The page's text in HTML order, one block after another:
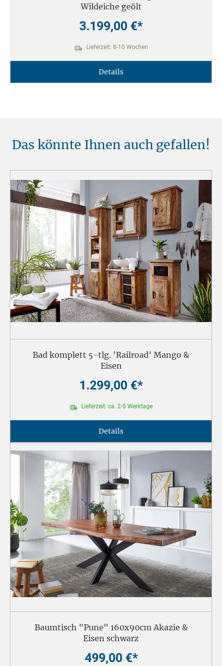
Wildeiche geölt
3.199,00 €*
Lieferzeit: 8-10 Wochen
Details
Das könnte Ihnen auch gefallen!
Bad komplett 5-tlg. 'Railroad' Mango &
Eisen
1.299,00 €*
Lieferzeit: ca. 2-5 Werktage
Details
Baumtisch "Pune" 160x90cm Akazie &
Eisen schwarz
499,00 €*